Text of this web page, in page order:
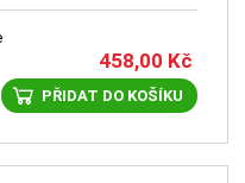
458,00 Kč
PŘIDAT DO KOŠÍKU